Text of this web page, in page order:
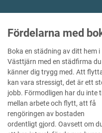
Fördelarna med
Boka en städning av ditt hem i
Västtjärn med en städfirma du
känner dig trygg med. Att
kan vara stressigt, det är ett
jobb. Förmodligen har du inte
mellan arbete och flytt, att få
rengöringen av bostaden
ordentligt gjord. Oavsett om